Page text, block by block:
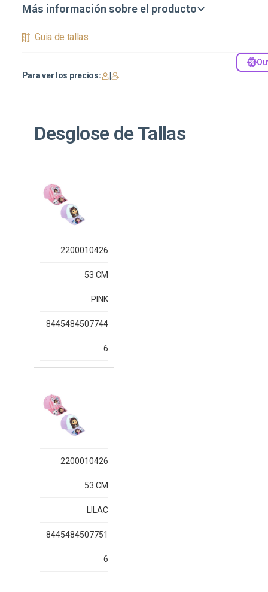
Más información sobre el producto
Guia de tallas
Para ver los precios:
Desglose de Tallas
2200010426
53 CM
PINK
8445484507744
6
2200010426
53 CM
LILAC
8445484507751
6